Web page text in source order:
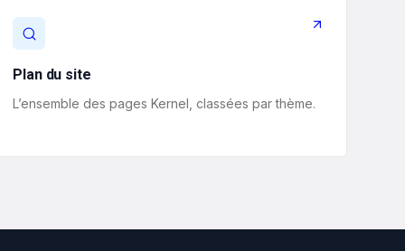
Plan du site
L’ensemble des pages Kernel, classées par thème.